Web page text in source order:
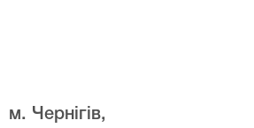
м. Чернігів,